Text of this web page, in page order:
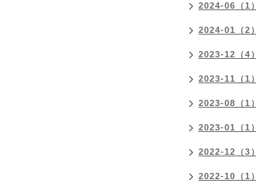
2024-06（1）
2024-01（2）
2023-12（4）
2023-11（1）
2023-08（1）
2023-01（1）
2022-12（3）
2022-10（1）